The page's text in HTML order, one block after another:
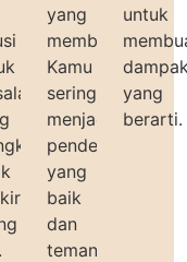
yang
membutuhkan.
Kamu
seringkali
menjadi
pendengar
yang
baik
dan
teman
untuk
yang
berarti.